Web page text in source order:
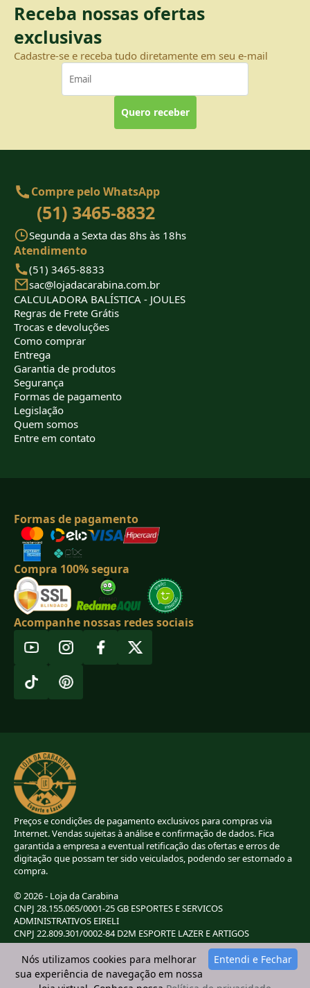
Receba nossas ofertas
exclusivas
Cadastre-se e receba tudo diretamente em seu e-mail
Quero receber
Compre pelo WhatsApp
(51) 3465-8832
Segunda a Sexta das 8hs às 18hs
Atendimento
(51) 3465-8833
sac@lojadacarabina.com.br
CALCULADORA BALÍSTICA - JOULES
Regras de Frete Grátis
Trocas e devoluções
Como comprar
Entrega
Garantia de produtos
Segurança
Formas de pagamento
Legislação
Quem somos
Entre em contato
Formas de pagamento
Compra 100% segura
Acompanhe nossas redes sociais
Preços e condições de pagamento exclusivos para compras via
Internet. Vendas sujeitas à análise e confirmação de dados. Fica
garantida a empresa a eventual retificação das ofertas e erros de
digitação que possam ter sido veiculados, podendo ser estornado a
compra.
© 2026 - Loja da Carabina
CNPJ 28.155.065/0001-25 GB ESPORTES E SERVICOS
ADMINISTRATIVOS EIRELI
CNPJ 22.809.301/0002-84 D2M ESPORTE LAZER E ARTIGOS
ESPORTIVOS EIRELI
CNPJ 38.283.264/0001-72 LC ESPORTES E LAZER LTDA
CNPJ 42.084.009/0001-78 2G E B ESPORTE E LAZER LTDA
Entendi e Fechar
Nós utilizamos cookies para melhorar
sua experiência de navegação em nossa